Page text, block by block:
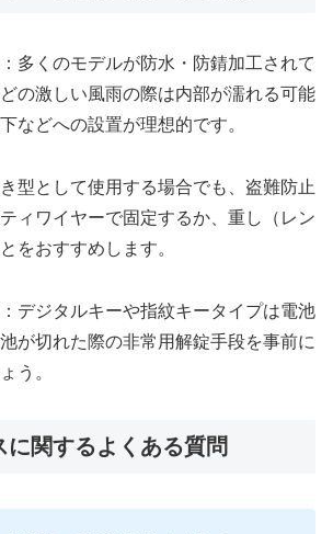
：多くのモデルが防水・防錆加工されて
の激しい風雨の際は内部が濡れる可能
などへの設置が理想的です。
き型として使用する場合でも、盗難防止
ィワイヤーで固定するか、重し（レン
をおすすめします。
：デジタルキーや指紋キータイプは電池
が切れた際の非常用解錠手段を事前に
う。
に関するよくある質問